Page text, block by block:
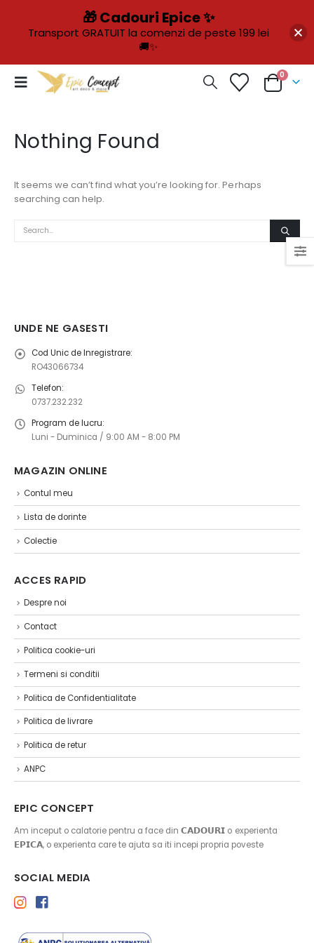
0
Nothing Found
It seems we can’t find what you’re looking for. Perhaps
searching can help.
UNDE NE GASESTI
Cod Unic de Inregistrare:
RO43066734
Telefon:
0737.232.232
Program de lucru:
Luni - Duminica / 9:00 AM - 8:00 PM
MAGAZIN ONLINE ​
Contul meu
Lista de dorinte
Colectie
ACCES RAPID
Despre noi
Contact
Politica cookie-uri
Termeni si conditii
Politica de Confidentialitate
Politica de livrare
Politica de retur
ANPC
EPIC CONCEPT
Am inceput o calatorie pentru a face din 𝗖𝗔𝗗𝗢𝗨𝗥𝗜 o experienta
𝗘𝗣𝗜𝗖𝗔, o experienta care te ajuta sa iti incepi propria poveste
SOCIAL MEDIA
🎁 Cadouri Epice ✨
Transport GRATUIT la comenzi de peste 199 lei
🚚✨